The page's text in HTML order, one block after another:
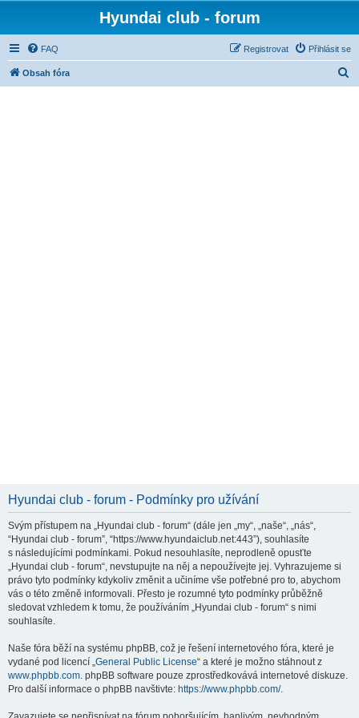
Hyundai club - forum
FAQ Přihlásit se
Registrovat
Obsah fóra
Hyundai club - forum - Podmínky pro užívání
Svým přístupem na „Hyundai club - forum“ (dále jen „my“, „naše“, „nás“,
“Hyundai club - forum”, “https://www.hyundaiclub.net:443”), souhlasíte
s následujícími podmínkami. Pokud nesouhlasíte, neprodleně opusťte
„Hyundai club - forum“, nevstupujte na něj a nepoužívejte jej. Vyhrazujeme si
právo tyto podmínky kdykoliv změnit a učiníme vše potřebné pro to, abychom
vás o této změně informovali. Přesto je rozumné tyto podmínky průběžně
sledovat vzhledem k tomu, že používáním „Hyundai club - forum“ s nimi
souhlasíte.
Naše fóra běží na systému phpBB, což je řešení internetového fóra, které je
vydané pod licencí „General Public License“ a které je možno stáhnout z
www.phpbb.com. phpBB software pouze zprostředkovává internetové diskuze.
Pro další informace o phpBB navštivte: https://www.phpbb.com/.